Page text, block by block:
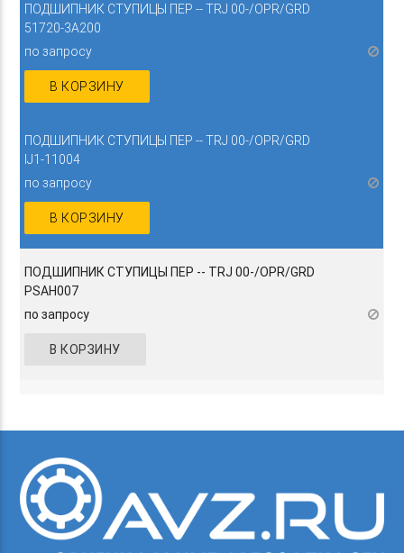
ПОДШИПНИК СТУПИЦЫ ПЕР -- TRJ 00-/OPR/GRD
51720-3A200
по запросу
В КОРЗИНУ
ПОДШИПНИК СТУПИЦЫ ПЕР -- TRJ 00-/OPR/GRD
IJ1-11004
по запросу
В КОРЗИНУ
ПОДШИПНИК СТУПИЦЫ ПЕР -- TRJ 00-/OPR/GRD
PSAH007
по запросу
В КОРЗИНУ